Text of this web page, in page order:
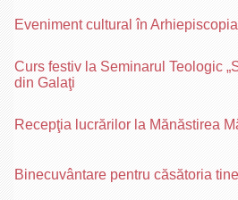
Eveniment cultural în
Curs festiv la Seminarul Teologic
din Galaţi
Recepţia lucrărilor la Mănăstirea
Binecuvântare pentru căsătoria